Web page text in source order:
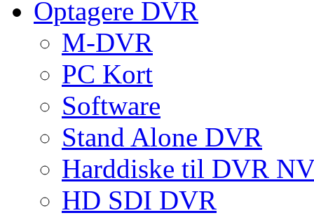
Optagere DVR
M-DVR
PC Kort
Software
Stand Alone DVR
Harddiske til DVR
HD SDI DVR